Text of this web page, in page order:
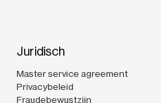
Juridisch
Master service agreement
Privacybeleid
Fraudebewustzijn